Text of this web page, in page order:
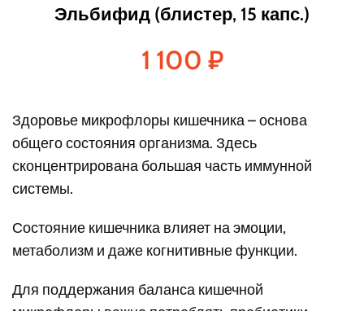
Эльбифид (блистер, 15 капс.)
1 100 ₽
Здоровье микрофлоры кишечника – основа
общего состояния организма. Здесь
сконцентрирована большая часть иммунной
системы.
Состояние кишечника влияет на эмоции,
метаболизм и даже когнитивные функции.
Для поддержания баланса кишечной